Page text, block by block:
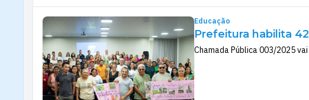
Educação
Prefeitura habilita
Chamada Pública 003/2025